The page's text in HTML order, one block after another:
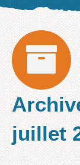
juillet